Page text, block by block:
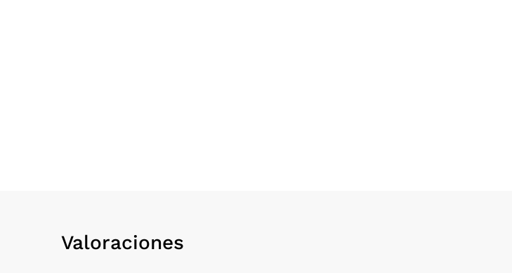
Valoraciones